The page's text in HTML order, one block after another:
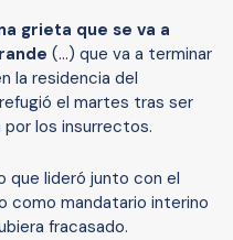
grieta que se va a
(...) que va a terminar
la residencia del
el martes tras ser
por los insurrectos.
que lideró junto con el
como mandatario interino
fracasado.